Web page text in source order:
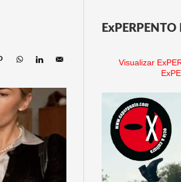
ExPERPENTO
Visualizar